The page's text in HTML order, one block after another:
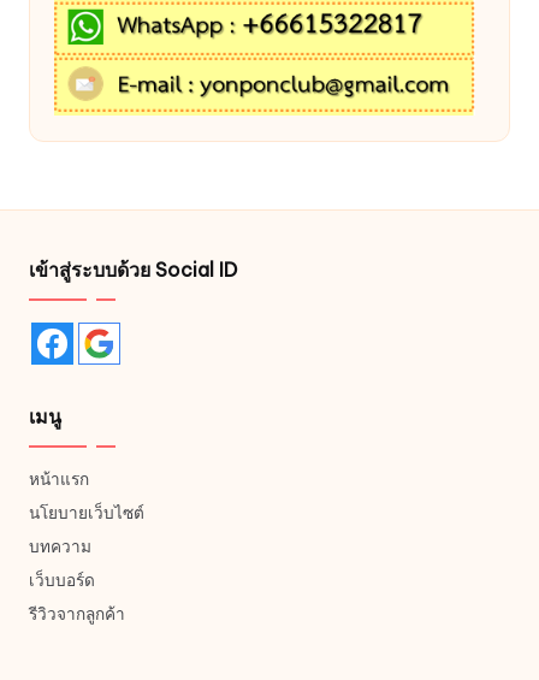
เข้าสู่ระบบด้วย Social ID
เมนู
หน้าแรก
นโยบายเว็บไซต์
บทความ
เว็บบอร์ด
รีวิวจากลูกค้า